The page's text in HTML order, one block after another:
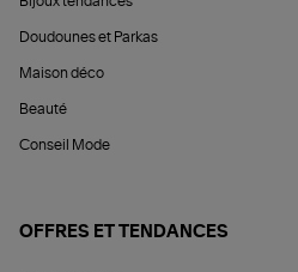
Doudounes et Parkas
Maison déco
Beauté
Conseil Mode
OFFRES ET TENDANCES